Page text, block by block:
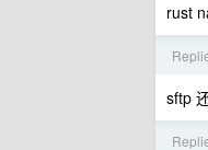
rust
sftp